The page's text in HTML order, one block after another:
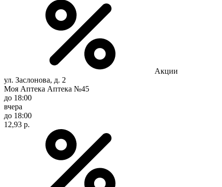
Акции
ул. Заслонова, д. 2
Моя Аптека Аптека №45
до 18:00
вчера
до 18:00
12,93 р.